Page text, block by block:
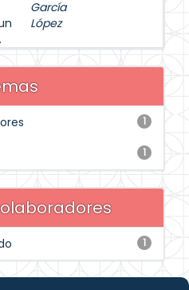
García
López
1
1
1